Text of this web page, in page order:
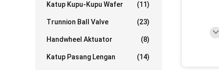
Katup Kupu-Kupu Wafer (11)
Trunnion Ball Valve (23)
Handwheel Aktuator (8)
Katup Pasang Lengan (14)